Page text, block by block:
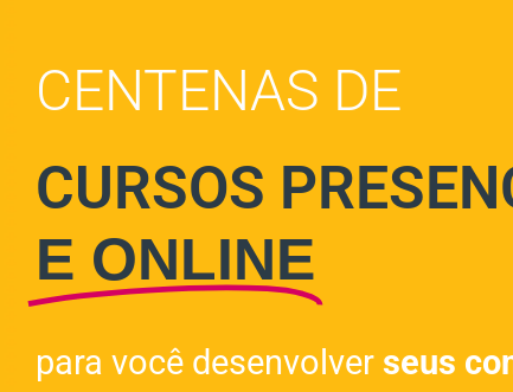
CENTENAS DE
CURSOS
E ONLINE
para você desenvolver seus